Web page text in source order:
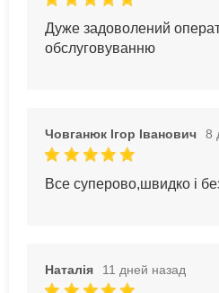
Дуже задоволений
обслуговуванню
Човганюк Ігор Іванович 8
Все суперово,швидко і
Наталія 11 дней назад